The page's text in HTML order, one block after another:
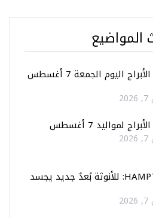
المواضيع
توقعـات الأبراج اليوم الجمعة 7 أغسطس
لمواليد 7 أغسطس
HAMPTON XS: للأنوثة بُعدٌ جديد يجسد